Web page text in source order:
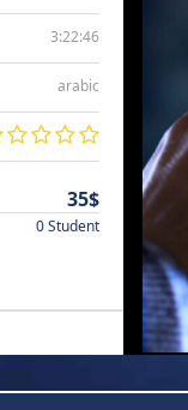
3:22:46
arabic
35$
0 Student